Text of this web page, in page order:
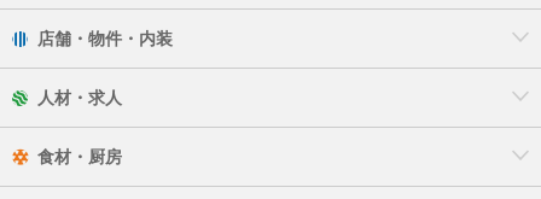
店舗・物件・内装
人材・求人
食材・厨房